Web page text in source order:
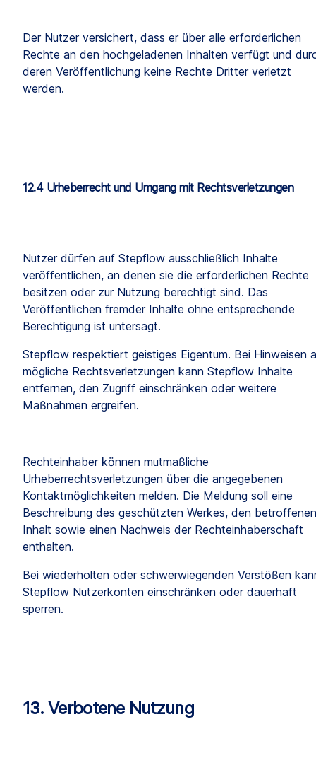
Der Nutzer versichert, dass er über alle erforderlichen
Rechte an den hochgeladenen Inhalten verfügt und
deren Veröffentlichung keine Rechte Dritter verletzt
werden.
12.4 Urheberrecht und Umgang mit Rechtsverletzungen
Nutzer dürfen auf Stepflow ausschließlich Inhalte
veröffentlichen, an denen sie die erforderlichen Rechte
besitzen oder zur Nutzung berechtigt sind. Das
Veröffentlichen fremder Inhalte ohne entsprechende
Berechtigung ist untersagt.
Stepflow respektiert geistiges Eigentum. Bei Hinweisen
mögliche Rechtsverletzungen kann Stepflow Inhalte
entfernen, den Zugriff einschränken oder weitere
Maßnahmen ergreifen.
Rechteinhaber können mutmaßliche
Urheberrechtsverletzungen über die angegebenen
Kontaktmöglichkeiten melden. Die Meldung soll eine
Beschreibung des geschützten Werkes, den betroffenen
Inhalt sowie einen Nachweis der Rechteinhaberschaft
enthalten.
Bei wiederholten oder schwerwiegenden Verstößen
Stepflow Nutzerkonten einschränken oder dauerhaft
sperren.
13. Verbotene Nutzung